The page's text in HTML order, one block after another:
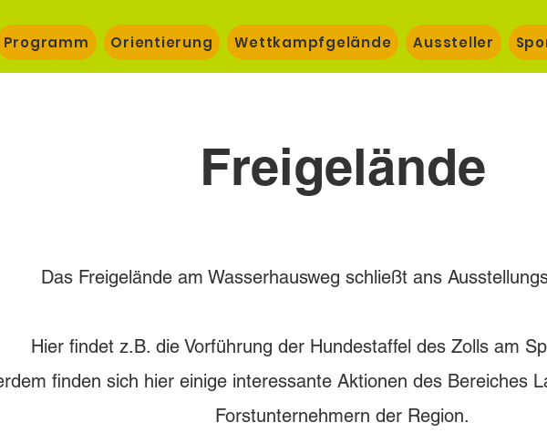
Programm Orientierung Wettkampfgelände Aussteller
Freigelände
Das Freigelände am Wasserhausweg schließt ans
Hier findet z.B. die Vorführung der Hundestaffel des Zolls am
finden sich hier einige interessante Aktionen des Bereiches
Forstunternehmern der Region.